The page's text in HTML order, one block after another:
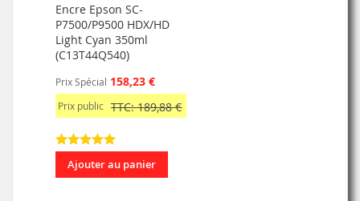
Encre Epson SC-
P7500/P9500 HDX/HD
Light Cyan 350ml
(C13T44Q540)
Prix Spécial 158,23 €
Prix public TTC: 189,88 €
Ajouter au panier